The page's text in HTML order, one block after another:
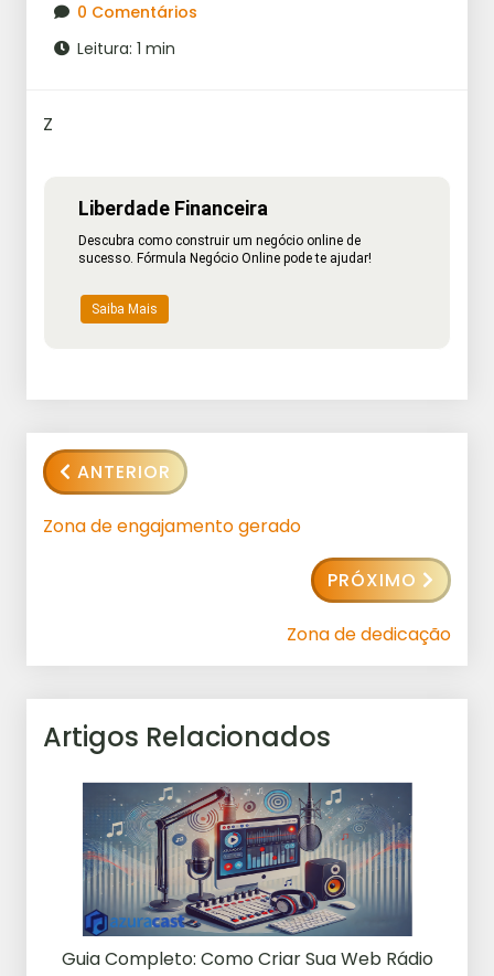
0 Comentários
Leitura: 1 min
Z
Liberdade Financeira
Descubra como construir um negócio online de
sucesso. Fórmula Negócio Online pode te ajudar!
Saiba Mais
ANTERIOR
Zona de engajamento gerado
PRÓXIMO
Zona de dedicação
Artigos Relacionados
Guia Completo: Como Criar Sua Web Rádio